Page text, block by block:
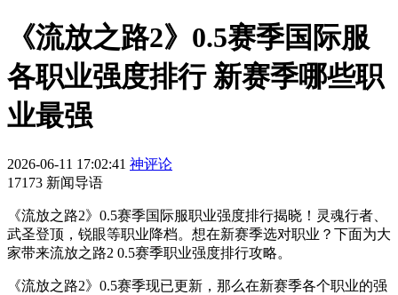
《流放之路2》0.5赛季国际服
各职业强度排行 新赛季哪些职
业最强
2026-06-11 17:02:41 神评论
17173 新闻导语
《流放之路2》0.5赛季国际服职业强度排行揭晓！灵魂行者、
武圣登顶，锐眼等职业降档。想在新赛季选对职业？下面为大
家带来流放之路2 0.5赛季职业强度排行攻略。
《流放之路2》0.5赛季现已更新，那么在新赛季各个职业的强